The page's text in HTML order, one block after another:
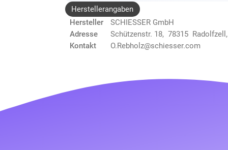
Herstellerangaben
Hersteller
SCHIESSER GmbH
Adresse
Schützenstr. 18, 78315
Kontakt
O.Rebholz@schiesser.com